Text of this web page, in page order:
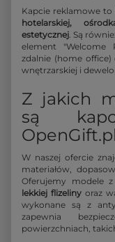
Kapcie reklamowe
hotelarskiej,
estetycznej. Są
element "Welcome
zdalnie (home
wnętrzarskiej i
Z jakich
są
W naszej ofercie
materiałów,
Oferujemy modele z
lekkiej flizeliny oraz
wykonane są z
zapewnia
powierzchniach,